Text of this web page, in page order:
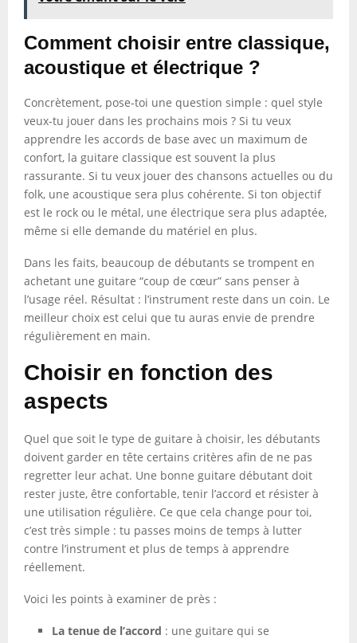
Comment choisir entre classique,
acoustique et électrique ?
Concrètement, pose-toi une question simple : quel style
veux-tu jouer dans les prochains mois ? Si tu veux
apprendre les accords de base avec un maximum de
confort, la guitare classique est souvent la plus
rassurante. Si tu veux jouer des chansons actuelles ou du
folk, une acoustique sera plus cohérente. Si ton objectif
est le rock ou le métal, une électrique sera plus adaptée,
même si elle demande du matériel en plus.
Dans les faits, beaucoup de débutants se trompent en
achetant une guitare “coup de cœur” sans penser à
l’usage réel. Résultat : l’instrument reste dans un coin. Le
meilleur choix est celui que tu auras envie de prendre
régulièrement en main.
Choisir en fonction des
aspects
Quel que soit le type de guitare à choisir, les débutants
doivent garder en tête certains critères afin de ne pas
regretter leur achat. Une bonne guitare débutant doit
rester juste, être confortable, tenir l’accord et résister à
une utilisation régulière. Ce que cela change pour toi,
c’est très simple : tu passes moins de temps à lutter
contre l’instrument et plus de temps à apprendre
réellement.
Voici les points à examiner de près :
La tenue de l’accord : une guitare qui se